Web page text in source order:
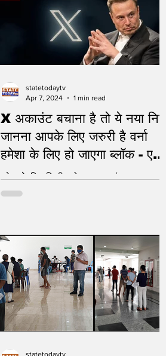
X अकाउंट बचाना है तो ये नया नियम
जानना आपके लिए जरुरी है वर्ना
हमेशा के लिए हो जाएगा ब्लॉक - एलन
मस्क का ऐलान
हमेशा के लिए डिलीट होगा X अकाउंट
statetodaytv
Apr 7, 2024
1 min read